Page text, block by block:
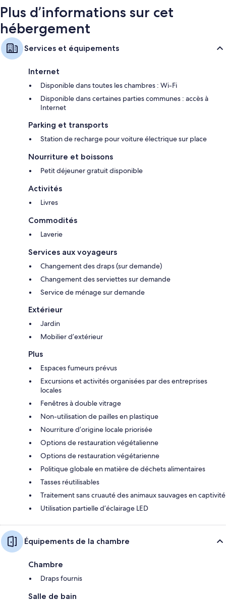
Plus d’informations sur cet
hébergement
Services et équipements
Internet
Disponible dans toutes les chambres : Wi-Fi
Disponible dans certaines parties communes : accès à
Internet
Parking et transports
Station de recharge pour voiture électrique sur place
Nourriture et boissons
Petit déjeuner gratuit disponible
Activités
Livres
Commodités
Laverie
Services aux voyageurs
Changement des draps (sur demande)
Changement des serviettes sur demande
Service de ménage sur demande
Extérieur
Jardin
Mobilier d’extérieur
Plus
Espaces fumeurs prévus
Excursions et activités organisées par des entreprises
locales
Fenêtres à double vitrage
Non-utilisation de pailles en plastique
Nourriture d’origine locale priorisée
Options de restauration végétalienne
Options de restauration végétarienne
Politique globale en matière de déchets alimentaires
Tasses réutilisables
Traitement sans cruauté des animaux sauvages en captivité
Utilisation partielle d’éclairage LED
Équipements de la chambre
Chambre
Draps fournis
Salle de bain